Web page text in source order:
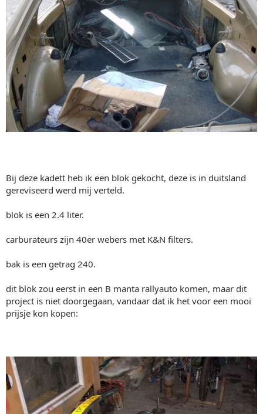
Bij deze kadett heb ik een blok gekocht, deze is in duitsland
gereviseerd werd mij verteld.
blok is een 2.4 liter.
carburateurs zijn 40er webers met K&N filters.
bak is een getrag 240.
dit blok zou eerst in een B manta rallyauto komen, maar dit
project is niet doorgegaan, vandaar dat ik het voor een mooi
prijsje kon kopen: